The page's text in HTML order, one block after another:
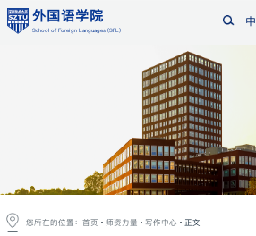
外国语学院
School of Foreign Languages (SFL)
中